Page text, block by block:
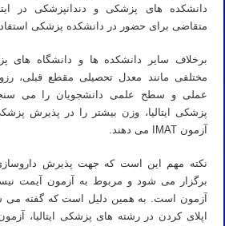
دانشکده های پزشکی و دندانپزشکی در
متقاضی برای حضور در دانشکده پزشکی
برخلاف سایر دانشکده ها و دانشگاه های
مختلفی مانند معدل تحصیلی مقطع قبلی،
عملی و سطح علمی دانشجویان را می
پزشکی ایتالیا، وزن بیشتر را در پذیرش
آزمون IMAT می دهند.
نکته مهم این است که جهت پذیرش داروسازی
برگزار می شود و مربوط به آزمون آیمت
آزمون است. به همین دلیل است که گفته
اپلای کردن در رشته های پزشکی ایتالیا،